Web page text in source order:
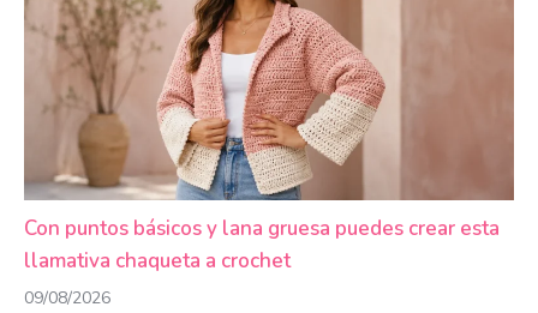
Con puntos básicos y lana gruesa puedes crear esta
llamativa chaqueta a crochet
09/08/2026